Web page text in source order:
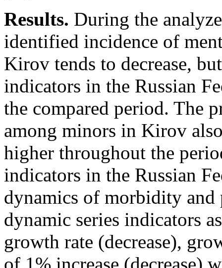
Results. During the
identified incidence of
Kirov tends to decrease,
indicators in the Russian
the compared period. The
among minors in Kirov
higher throughout the
indicators in the Russian
dynamics of morbidity and
dynamic series indicators
growth rate (decrease),
of 1% increase (decrease)